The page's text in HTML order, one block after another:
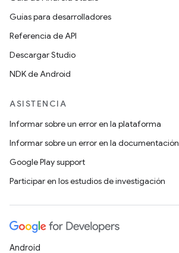
Guías para desarrolladores
Referencia de API
Descargar Studio
NDK de Android
ASISTENCIA
Informar sobre un error en la plataforma
Informar sobre un error en la documentación
Google Play support
Participar en los estudios de investigación
Android